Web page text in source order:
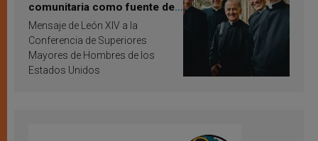
comunitaria como fuente de
inspiración y santificación
Mensaje de León XIV a la
Conferencia de Superiores
Mayores de Hombres de los
Estados Unidos